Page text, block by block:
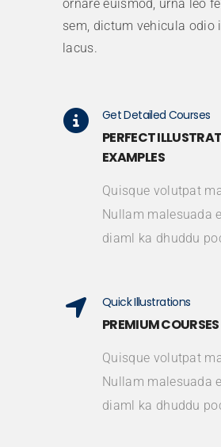
ornare euismod, urna leo
sem, dictum vehicula odio
lacus.
Get Detailed Courses
PERFECT
EXAMPLES
Quisque volutpat
Nullam malesuada
diaml ka dhuddu
Quick Illustrations
PREMIUM COURSES
Quisque volutpat
Nullam malesuada
diaml ka dhuddu